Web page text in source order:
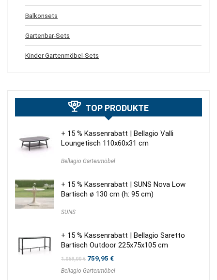
Balkonsets
Gartenbar-Sets
Kinder Gartenmöbel-Sets
TOP PRODUKTE
+ 15 % Kassenrabatt | Bellagio Valli
Loungetisch 110x60x31 cm
Bellagio Gartenmöbel
+ 15 % Kassenrabatt | SUNS Nova Low
Bartisch ø 130 cm (h: 95 cm)
SUNS
+ 15 % Kassenrabatt | Bellagio Saretto
Bartisch Outdoor 225x75x105 cm
1.069,00€ Ursprünglicher
war:
759,95 €Aktueller
ist:
Bellagio Gartenmöbel